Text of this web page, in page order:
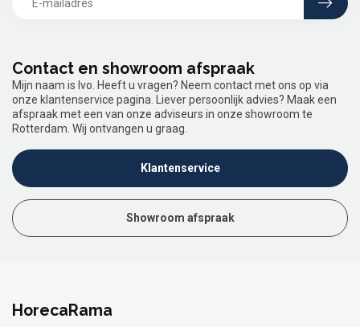
Contact en showroom afspraak
Mijn naam is Ivo. Heeft u vragen? Neem contact met ons op via
onze klantenservice pagina. Liever persoonlijk advies? Maak een
afspraak met een van onze adviseurs in onze showroom te
Rotterdam. Wij ontvangen u graag.
Klantenservice
Showroom afspraak
HorecaRama